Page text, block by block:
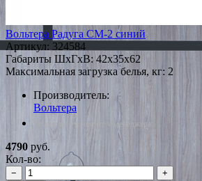
Вольтера Радуга СМ-2 синий
Артикул: 324584
Габариты ШxГxВ: 42x35x62
Максимальная загрузка белья, кг: 2
Производитель:
Вольтера
*Наличие уточняйте у менеджера
4790 руб.
Кол-во:
−
+